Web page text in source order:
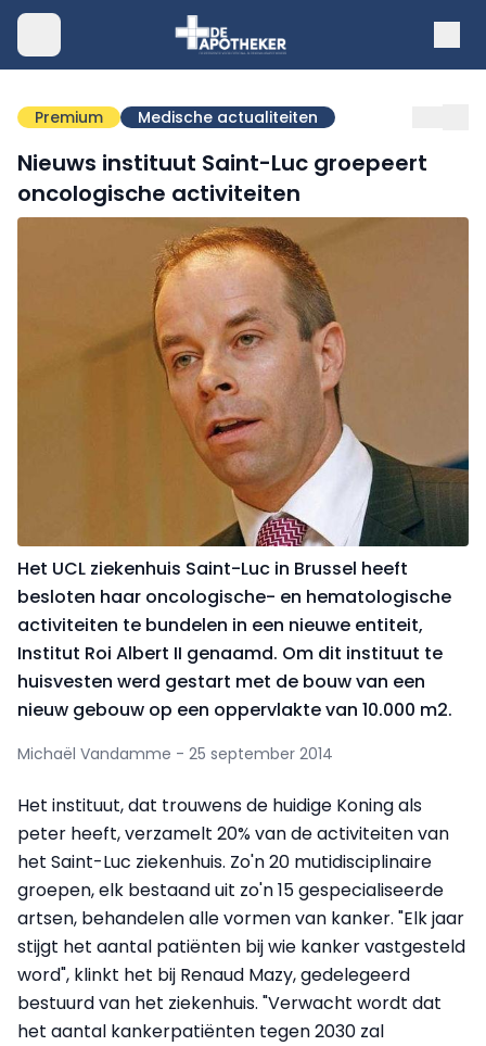
Premium Medische actualiteiten
Nieuws instituut Saint-Luc groepeert
oncologische activiteiten
Het UCL ziekenhuis Saint-Luc in Brussel heeft
besloten haar oncologische- en hematologische
activiteiten te bundelen in een nieuwe entiteit,
Institut Roi Albert II genaamd. Om dit instituut te
huisvesten werd gestart met de bouw van een
nieuw gebouw op een oppervlakte van 10.000 m2.
Michaël Vandamme - 25 september 2014
Het instituut, dat trouwens de huidige Koning als
peter heeft, verzamelt 20% van de activiteiten van
het Saint-Luc ziekenhuis. Zo'n 20 mutidisciplinaire
groepen, elk bestaand uit zo'n 15 gespecialiseerde
artsen, behandelen alle vormen van kanker. "Elk jaar
stijgt het aantal patiënten bij wie kanker vastgesteld
word", klinkt het bij Renaud Mazy, gedelegeerd
bestuurd van het ziekenhuis. "Verwacht wordt dat
het aantal kankerpatiënten tegen 2030 zal